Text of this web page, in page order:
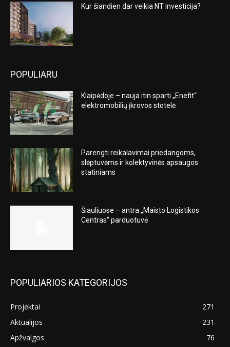
Kur šiandien dar veikia NT investicija?
POPULIARU
Klaipėdoje – nauja itin sparti „Enefit“
elektromobilių įkrovos stotelė
Parengti reikalavimai priedangoms,
slėptuvėms ir kolektyvinės apsaugos
statiniams
Šiauliuose – antra „Maisto Logistikos
Centras“ parduotuvė
POPULIARIOS KATEGORIJOS
Projektai
271
Aktualijos
231
Apžvalgos
76